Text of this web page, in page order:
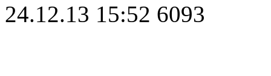
24.12.13 15:52 6093